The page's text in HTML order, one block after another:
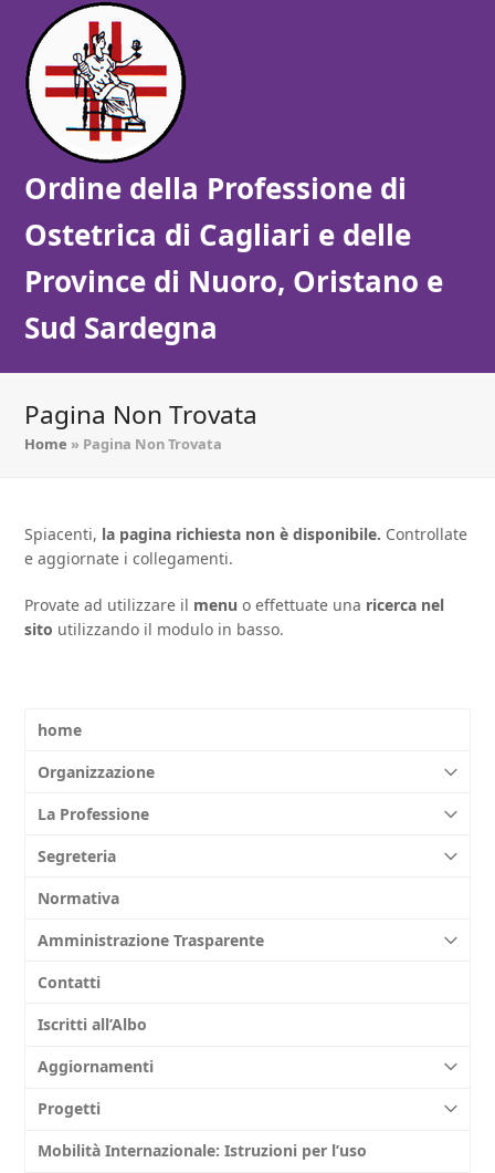
Ordine della Professione di
Ostetrica di Cagliari e delle
Province di Nuoro, Oristano e
Sud Sardegna
Pagina Non Trovata
Home » Pagina Non Trovata
Spiacenti, la pagina richiesta non è disponibile. Controllate
e aggiornate i collegamenti.
Provate ad utilizzare il menuo effettuate una ricerca nel
sito utilizzando il modulo in basso.
home
Organizzazione
La Professione
Segreteria
Normativa
Amministrazione Trasparente
Contatti
Iscritti all’Albo
Aggiornamenti
Progetti
Mobilità Internazionale: Istruzioni per l’uso